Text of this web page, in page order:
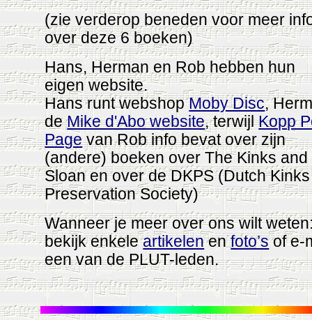
(zie verderop beneden voor meer
over deze 6 boeken)
Hans, Herman en Rob hebben hun
eigen website.
Hans runt webshopMoby Disc,
deMike d'Abo website, terwijlKopp
Pagevan Rob info bevat over zijn
(andere) boeken over The Kinks and
Sloan en over de DKPS (Dutch Kinks
Preservation Society)
Wanneer je meer over ons wilt
bekijk enkeleartikelenenfoto’sof e-
een van de PLUT-leden.